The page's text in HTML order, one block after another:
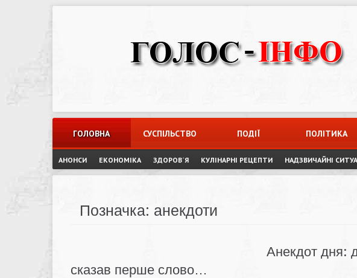
ГОЛОВНА СУСПІЛЬСТВО ПОДІЇ ПОЛІТИКА
АНОНСИ ЕКОНОМІКА ЗДОРОВ`Я КУЛІНАРНІ РЕЦЕПТИ НАДЗВИЧАЙНІ
Позначка: анекдоти
Анекдот дня:
сказав перше слово…